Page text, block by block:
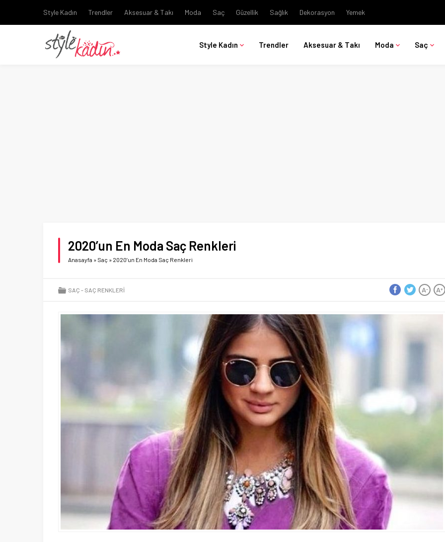
Style Kadın Trendler Aksesuar & Takı Moda Saç Güzellik Sağlık Dekorasyon Yemek
Style Kadın Trendler Aksesuar & Takı Moda Saç
2020’un En Moda Saç Renkleri
Anasayfa » Saç » 2020’un En Moda Saç Renkleri
SAÇ SAÇ RENKLERI A+
A-